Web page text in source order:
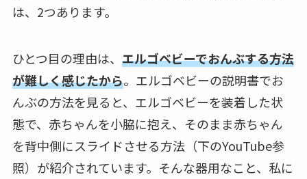
は、2つあります。
ひとつ目の理由は、 エルゴベビーでおんぶする方法
が難しく感じたから。エルゴベビーの説明書でお
んぶの方法を見ると、エルゴベビーを装着した状
態で、赤ちゃんを小脇に抱え、そのまま赤ちゃん
を背中側にスライドさせる方法（下のYouTube参
照）が紹介されています。そんな器用なこと、私に